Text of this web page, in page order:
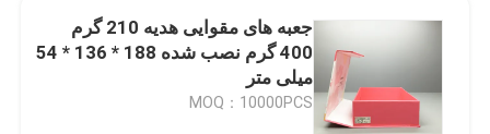
جعبه های مقوایی هدیه 210 گرم
400 گرم نصب شده 188 * 136 * 54
میلی متر
MOQ：10000PCS